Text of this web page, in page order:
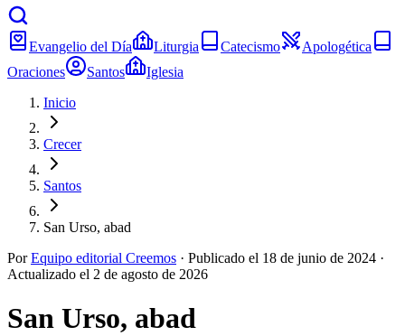
Evangelio del Día Liturgia Catecismo
Apologética
Oraciones
Santos
Iglesia
Inicio
Crecer
Santos
San Urso, abad
Por Equipo editorial Creemos · Publicado el 18 de junio de 2024 ·
Actualizado el 2 de agosto de 2026
San Urso, abad